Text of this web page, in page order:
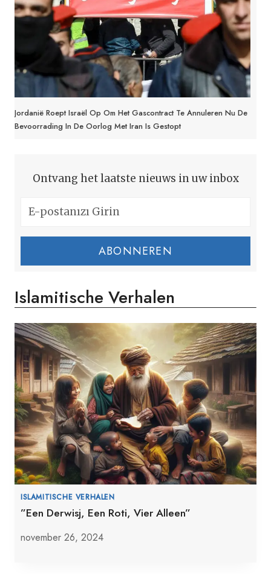
Jordanië Roept Israël Op Om Het Gascontract Te Annuleren Nu De
Bevoorrading In De Oorlog Met Iran Is Gestopt
Ontvang het laatste nieuws in uw inbox
ABONNEREN
Islamitische Verhalen
ISLAMITISCHE VERHALEN
”Een Derwisj, Een Roti, Vier Alleen”
november 26, 2024